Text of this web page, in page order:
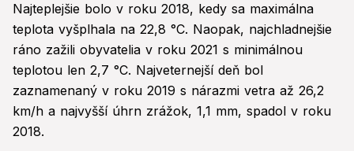
Najteplejšie bolo v roku 2018, kedy sa maximálna
teplota vyšplhala na 22,8 °C. Naopak, najchladnejšie
ráno zažili obyvatelia v roku 2021 s minimálnou
teplotou len 2,7 °C. Najveternejší deň bol
zaznamenaný v roku 2019 s nárazmi vetra až 26,2
km/h a najvyšší úhrn zrážok, 1,1 mm, spadol v roku
2018.